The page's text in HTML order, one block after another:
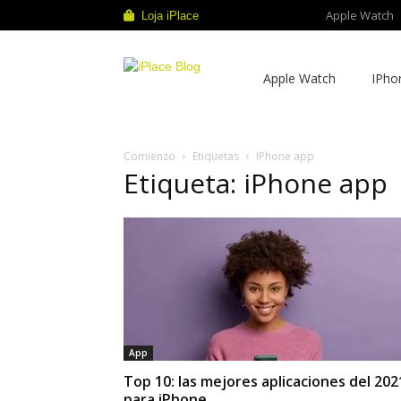
Loja iPlace Apple Watch
Apple Watch
Comienzo Etiquetas IPhone app
Etiqueta: iPhone app
App
Top 10: las mejores aplicaciones del